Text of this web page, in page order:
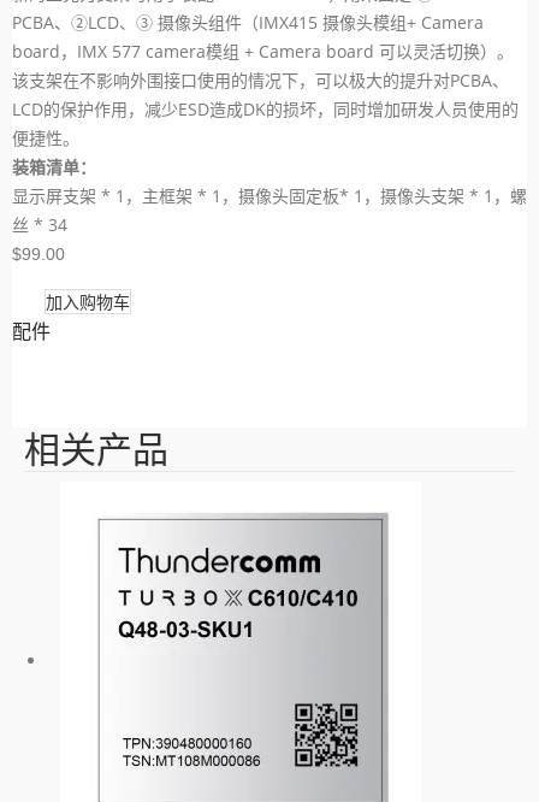
PCBA、②LCD、③ 摄像头组件（IMX415 摄像头模组+ Camera
board，IMX 577 camera模组 + Camera board 可以灵活切换）。
该支架在不影响外围接口使用的情况下，可以极大的提升对PCBA、
LCD的保护作用，减少ESD造成DK的损坏，同时增加研发人员使用的
便捷性。
装箱清单：
显示屏支架 * 1，主框架 * 1，摄像头固定板* 1，摄像头支架 * 1，螺
丝 * 34
$99.00
加入购物车
配件
相关产品